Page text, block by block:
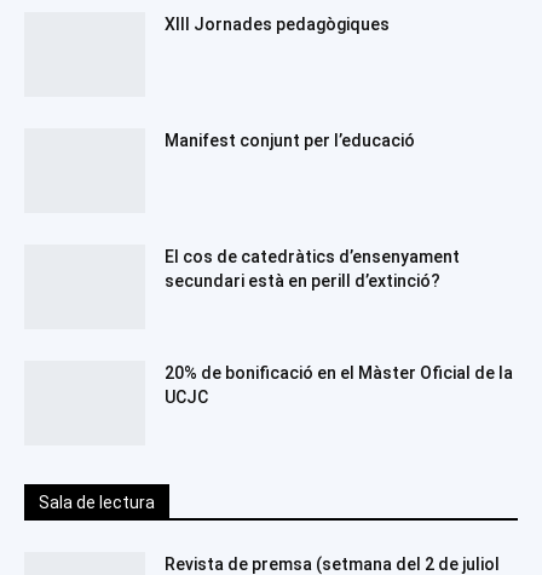
XIII Jornades pedagògiques
Manifest conjunt per l’educació
El cos de catedràtics d’ensenyament
secundari està en perill d’extinció?
20% de bonificació en el Màster Oficial de la
UCJC
Sala de lectura
Revista de premsa (setmana del 2 de juliol